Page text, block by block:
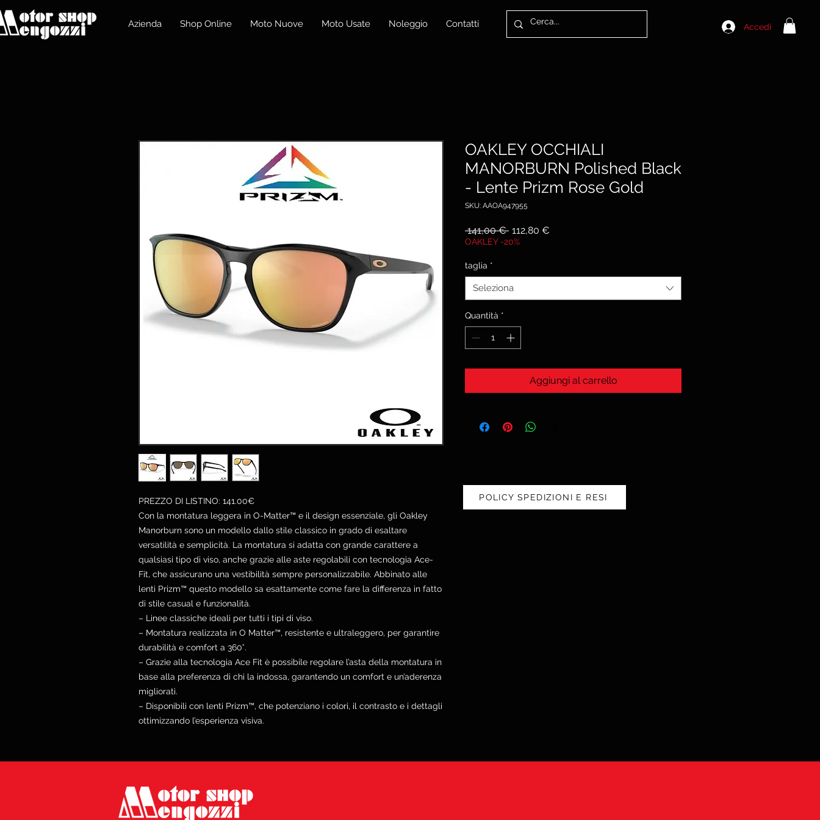
Accedi
Azienda Shop Online Moto Nuove Moto Usate Noleggio Contatti
PREZZO DI LISTINO: 141.00€
Con la montatura leggera in O-Matter™ e il design essenziale, gli Oakley
Manorburn sono un modello dallo stile classico in grado di esaltare
versatilità e semplicità. La montatura si adatta con grande carattere a
qualsiasi tipo di viso, anche grazie alle aste regolabili con tecnologia Ace-
Fit, che assicurano una vestibilità sempre personalizzabile. Abbinato alle
lenti Prizm™ questo modello sa esattamente come fare la differenza in fatto
di stile casual e funzionalità.
– Linee classiche ideali per tutti i tipi di viso.
– Montatura realizzata in O Matter™, resistente e ultraleggero, per garantire
durabilità e comfort a 360°.
– Grazie alla tecnologia Ace Fit è possibile regolare l’asta della montatura in
base alla preferenza di chi la indossa, garantendo un comfort e un’aderenza
migliorati.
– Disponibili con lenti Prizm™, che potenziano i colori, il contrasto e i dettagli
ottimizzando l’esperienza visiva.
OAKLEY OCCHIALI
MANORBURN Polished Black
- Lente Prizm Rose Gold
SKU: AAOA947955
141,00 € Prezzo
regolare
112,80 €
OAKLEY -20%
taglia *
Seleziona
Quantità *
Aggiungi al carrello
POLICY SPEDIZIONI E RESI